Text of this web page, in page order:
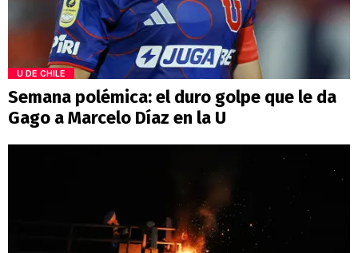
U DE CHILE
Semana polémica: el duro golpe que le da
Gago a Marcelo Díaz en la U